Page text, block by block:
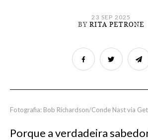
23 SEP 2025
BYRITA PETRONE
Fotografia: Bob Richardson/Conde Nast via
Porque a verdadeira